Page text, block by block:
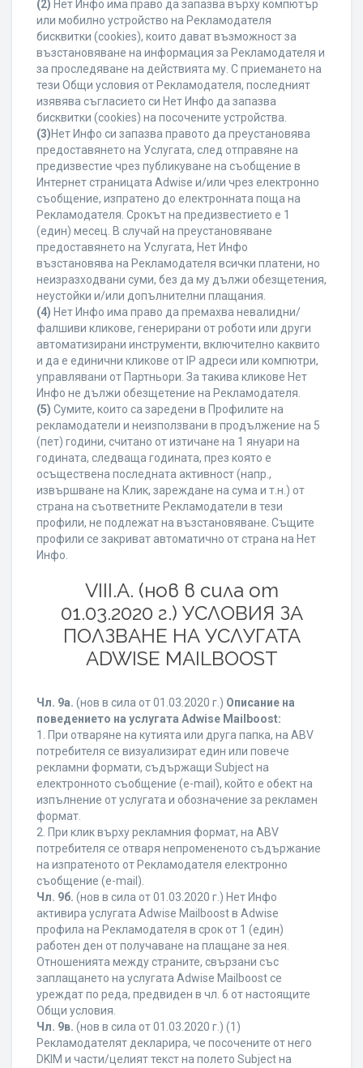
(2) Нет Инфо има право да запазва върху компютър
или мобилно устройство на Рекламодателя
бисквитки (cookies), които дават възможност за
възстановяване на информация за Рекламодателя и
за проследяване на действията му. С приемането на
тези Общи условия от Рекламодателя, последният
изявява съгласието си Нет Инфо да запазва
бисквитки (cookies) на посочените устройства.
(3)Нет Инфо си запазва правото да преустановява
предоставянето на Услугата, след отправяне на
предизвестие чрез публикуване на съобщение в
Интернет страницата Adwise и/или чрез електронно
съобщение, изпратено до електронната поща на
Рекламодателя. Срокът на предизвестието е 1
(един) месец. В случай на преустановяване
предоставянето на Услугата, Нет Инфо
възстановява на Рекламодателя всички платени, но
неизразходвани суми, без да му дължи обезщетения,
неустойки и/или допълнителни плащания.
(4) Нет Инфо има право да премахва невалидни/
фалшиви кликове, генерирани от роботи или други
автоматизирани инструменти, включително каквито
и да е единични кликове от IP адреси или компютри,
управлявани от Партньори. За такива кликове Нет
Инфо не дължи обезщетение на Рекламодателя.
(5) Сумите, които са заредени в Профилите на
рекламодатели и неизползвани в продължение на 5
(пет) години, считано от изтичане на 1 януари на
годината, следваща годината, през която е
осъществена последната активност (напр.,
извършване на Клик, зареждане на сума и т.н.) от
страна на съответните Рекламодатели в тези
профили, не подлежат на възстановяване. Същите
профили се закриват автоматично от страна на Нет
Инфо.
VIII.A. (нов в сила от
01.03.2020 г.) УСЛОВИЯ ЗА
ПОЛЗВАНЕ НА УСЛУГАТА
ADWISE MAILBOOST
Чл. 9а. (нов в сила от 01.03.2020 г.) Описание на
поведението на услугата Adwise Mailboost:
1. При отваряне на кутията или друга папка, на ABV
потребителя се визуализират един или повече
рекламни формати, съдържащи Subject на
електронното съобщение (e-mail), който е обект на
изпълнение от услугата и обозначение за рекламен
формат.
2. При клик върху рекламния формат, на ABV
потребителя се отваря непромененото съдържание
на изпратеното от Рекламодателя електронно
съобщение (e-mail).
Чл. 9б. (нов в сила от 01.03.2020 г.) Нет Инфо
активира услугата Adwise Mailboost в Adwise
профила на Рекламодателя в срок от 1 (един)
работен ден от получаване на плащане за нея.
Отношенията между страните, свързани със
заплащането на услугата Adwise Mailboost се
уреждат по реда, предвиден в чл. 6 от настоящите
Общи условия.
Чл. 9в. (нов в сила от 01.03.2020 г.) (1)
Рекламодателят декларира, че посочените от него
DKIM и части/целият текст на полето Subject на